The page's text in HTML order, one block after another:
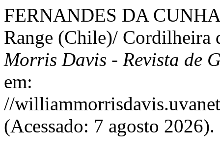
FERNANDES DA
Range (Chile)/ Cordilheira
Morris Davis - Revista de
em:
//
(Acessado: 7 agosto 2026).